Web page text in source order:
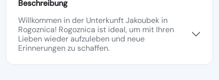
Beschreibung
Willkommen in der Unterkunft Jakoubek in
Rogoznica! Rogoznica ist ideal, um mit Ihren
Lieben wieder aufzuleben und neue
Erinnerungen zu schaffen.